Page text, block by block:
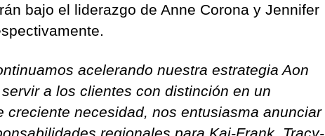
bajo el liderazgo de Anne Corona y Jennifer
acelerando nuestra estrategia Aon
a los clientes con distinción en un
creciente necesidad, nos entusiasma anunciar